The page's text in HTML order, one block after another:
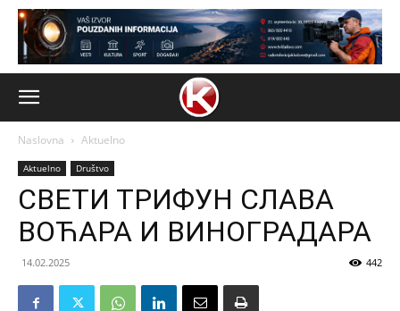
Naslovna Aktuelno
Aktuelno Društvo
СВЕТИ ТРИФУН СЛАВА
ВОЋАРА И ВИНОГРАДАРА
14.02.2025 442